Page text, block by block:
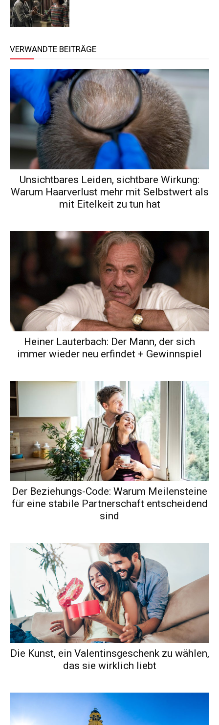
VERWANDTE BEITRÄGE
Unsichtbares Leiden, sichtbare Wirkung:
Warum Haarverlust mehr mit Selbstwert als
mit Eitelkeit zu tun hat
Heiner Lauterbach: Der Mann, der sich
immer wieder neu erfindet + Gewinnspiel
Der Beziehungs-Code: Warum Meilensteine
für eine stabile Partnerschaft entscheidend
sind
Die Kunst, ein Valentinsgeschenk zu wählen,
das sie wirklich liebt